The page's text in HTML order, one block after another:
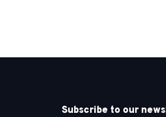
Subscribe to our